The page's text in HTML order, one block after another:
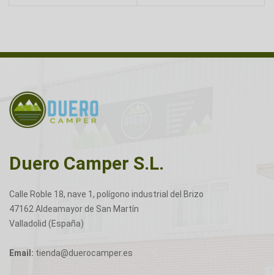
Duero Camper S.L.
Calle Roble 18, nave 1, polígono industrial del Brizo
47162 Aldeamayor de San Martín
Valladolid (España)
Email: tienda@duerocamper.es